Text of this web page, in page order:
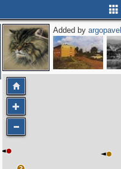
Added byargopavel